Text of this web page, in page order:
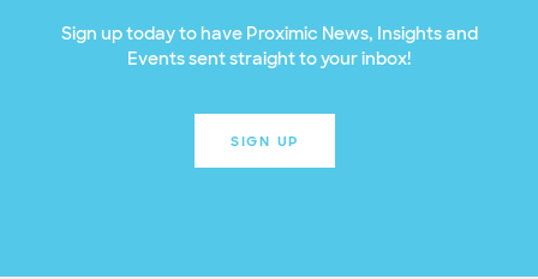
Sign up today to have Proximic News, Insights and
Events sent straight to your inbox!
SIGN UP